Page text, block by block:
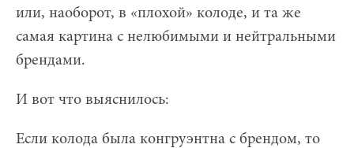
или, наоборот, в «плохой» колоде, и та же
самая картина с нелюбимыми и нейтральными
брендами.
И вот что выяснилось:
Если колода была конгруэнтна с брендом, то